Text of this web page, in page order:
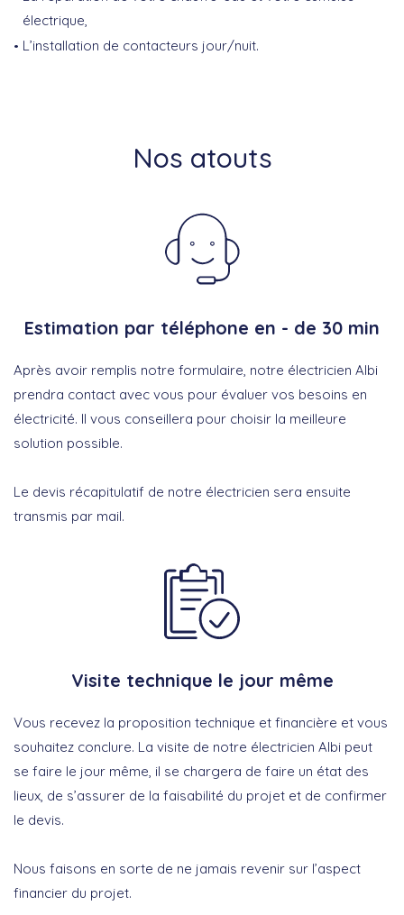
électrique,
L’installation de contacteurs jour/nuit.
Nos atouts
Estimation par téléphone en - de 30 min
Après avoir remplis notre formulaire, notre électricien Albi
prendra contact avec vous pour évaluer vos besoins en
électricité. Il vous conseillera pour choisir la meilleure
solution possible.
Le devis récapitulatif de notre électricien sera ensuite
transmis par mail.
Visite technique le jour même
Vous recevez la proposition technique et financière et vous
souhaitez conclure. La visite de notre électricien Albi peut
se faire le jour même, il se chargera de faire un état des
lieux, de s’assurer de la faisabilité du projet et de confirmer
le devis.
Nous faisons en sorte de ne jamais revenir sur l’aspect
financier du projet.